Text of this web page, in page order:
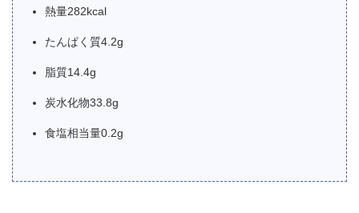
熱量282kcal
たんぱく質4.2g
脂質14.4g
炭水化物33.8g
食塩相当量0.2g